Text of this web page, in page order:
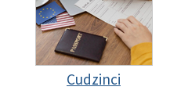
Cudzinci